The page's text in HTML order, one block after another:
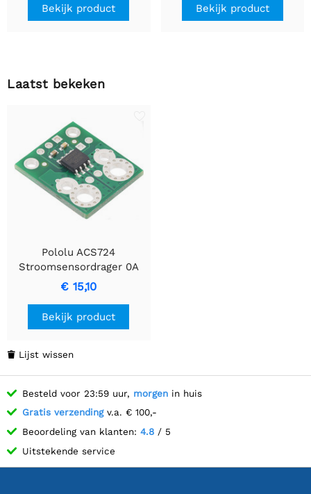
Bekijk product Bekijk product
Laatst bekeken
Pololu ACS724
Stroomsensordrager 0A
tot 5A
€ 15,10
Bekijk product
 Lijst wissen
Besteld voor 23:59 uur, morgen in huis
Gratis verzendingv.a. € 100,-
Beoordeling van klanten: 4.8 / 5
Uitstekende service